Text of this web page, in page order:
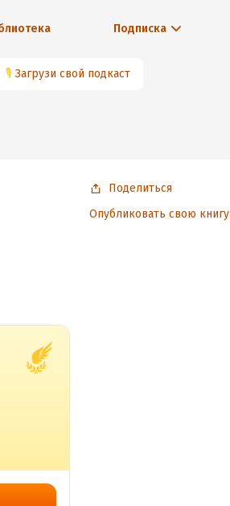
Подписка
🎙 Загрузи свой подкаст
Поделиться
Опубликовать свою книгу